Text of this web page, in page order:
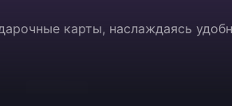
карты, наслаждаясь